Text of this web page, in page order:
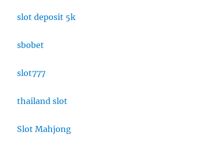
slot deposit 5k
sbobet
slot777
thailand slot
Slot Mahjong